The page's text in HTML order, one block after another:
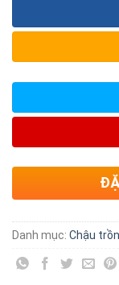
Danh mục: Chậu